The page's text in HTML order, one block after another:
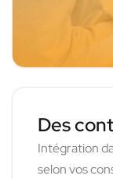
Des
Intégration
selon vos